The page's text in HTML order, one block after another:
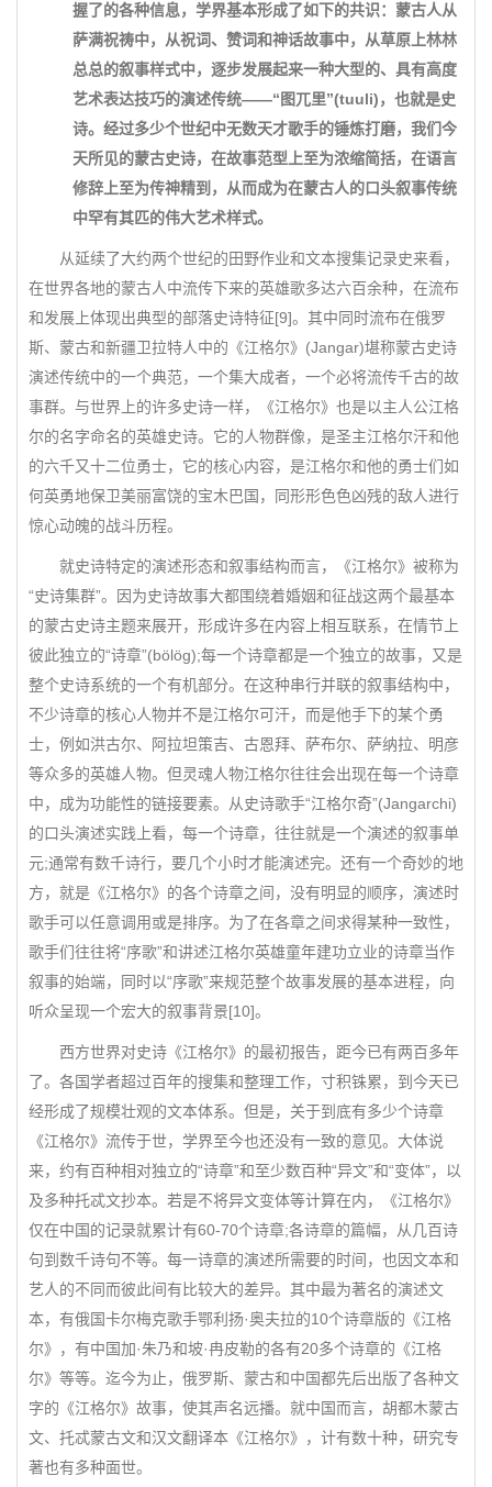
握了的各种信息，学界基本形成了如下的共识：蒙古人从
萨满祝祷中，从祝词、赞词和神话故事中，从草原上林林
总总的叙事样式中，逐步发展起来一种大型的、具有高度
艺术表达技巧的演述传统——“图兀里”(tuuli)，也就是史
诗。经过多少个世纪中无数天才歌手的锤炼打磨，我们今
天所见的蒙古史诗，在故事范型上至为浓缩简括，在语言
修辞上至为传神精到，从而成为在蒙古人的口头叙事传统
中罕有其匹的伟大艺术样式。
从延续了大约两个世纪的田野作业和文本搜集记录史来看，
在世界各地的蒙古人中流传下来的英雄歌多达六百余种，在流布
和发展上体现出典型的部落史诗特征[9]。其中同时流布在俄罗
斯、蒙古和新疆卫拉特人中的《江格尔》(Jangar)堪称蒙古史诗
演述传统中的一个典范，一个集大成者，一个必将流传千古的故
事群。与世界上的许多史诗一样，《江格尔》也是以主人公江格
尔的名字命名的英雄史诗。它的人物群像，是圣主江格尔汗和他
的六千又十二位勇士，它的核心内容，是江格尔和他的勇士们如
何英勇地保卫美丽富饶的宝木巴国，同形形色色凶残的敌人进行
惊心动魄的战斗历程。
就史诗特定的演述形态和叙事结构而言，《江格尔》被称为
“史诗集群”。因为史诗故事大都围绕着婚姻和征战这两个最基本
的蒙古史诗主题来展开，形成许多在内容上相互联系，在情节上
彼此独立的“诗章”(bölög);每一个诗章都是一个独立的故事，又是
整个史诗系统的一个有机部分。在这种串行并联的叙事结构中，
不少诗章的核心人物并不是江格尔可汗，而是他手下的某个勇
士，例如洪古尔、阿拉坦策吉、古恩拜、萨布尔、萨纳拉、明彦
等众多的英雄人物。但灵魂人物江格尔往往会出现在每一个诗章
中，成为功能性的链接要素。从史诗歌手“江格尔奇”(Jangarchi)
的口头演述实践上看，每一个诗章，往往就是一个演述的叙事单
元;通常有数千诗行，要几个小时才能演述完。还有一个奇妙的地
方，就是《江格尔》的各个诗章之间，没有明显的顺序，演述时
歌手可以任意调用或是排序。为了在各章之间求得某种一致性，
歌手们往往将“序歌”和讲述江格尔英雄童年建功立业的诗章当作
叙事的始端，同时以“序歌”来规范整个故事发展的基本进程，向
听众呈现一个宏大的叙事背景[10]。
西方世界对史诗《江格尔》的最初报告，距今已有两百多年
了。各国学者超过百年的搜集和整理工作，寸积铢累，到今天已
经形成了规模壮观的文本体系。但是，关于到底有多少个诗章
《江格尔》流传于世，学界至今也还没有一致的意见。大体说
来，约有百种相对独立的“诗章”和至少数百种“异文”和“变体”，以
及多种托忒文抄本。若是不将异文变体等计算在内，《江格尔》
仅在中国的记录就累计有60-70个诗章;各诗章的篇幅，从几百诗
句到数千诗句不等。每一诗章的演述所需要的时间，也因文本和
艺人的不同而彼此间有比较大的差异。其中最为著名的演述文
本，有俄国卡尔梅克歌手鄂利扬·奥夫拉的10个诗章版的《江格
尔》，有中国加·朱乃和坡·冉皮勒的各有20多个诗章的《江格
尔》等等。迄今为止，俄罗斯、蒙古和中国都先后出版了各种文
字的《江格尔》故事，使其声名远播。就中国而言，胡都木蒙古
文、托忒蒙古文和汉文翻译本《江格尔》，计有数十种，研究专
著也有多种面世。